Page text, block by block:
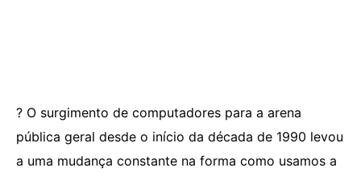
? O surgimento de computadores para a arena
pública geral desde o início da década de 1990 levou
a uma mudança constante na forma como usamos a